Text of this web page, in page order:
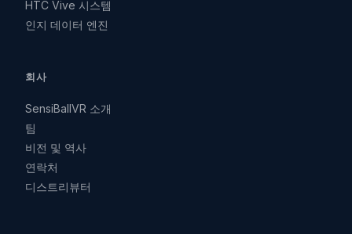
HTC Vive 시스템
인지 데이터 엔진
회사
SensiBallVR 소개
팀
비전 및 역사
연락처
디스트리뷰터